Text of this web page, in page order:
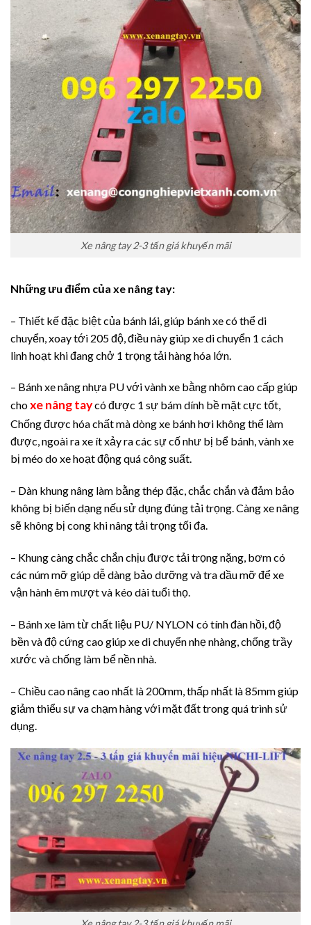
Xe nâng tay 2-3 tấn giá khuyến mãi
Những ưu điểm của xe nâng tay:
– Thiết kế đặc biệt của bánh lái, giúp bánh xe có thể di
chuyển, xoay tới 205 độ, điều này giúp xe di chuyển 1 cách
linh hoạt khi đang chở 1 trọng tải hàng hóa lớn.
– Bánh xe nâng nhựa PU với vành xe bằng nhôm cao cấp giúp
choxe nâng taycó được 1 sự bám dính bề mặt cực tốt,
Chống được hóa chất mà dòng xe bánh hơi không thể làm
được, ngoài ra xe ít xảy ra các sự cố như bị bể bánh, vành xe
bị méo do xe hoạt động quá công suất.
– Dàn khung nâng làm bằng thép đặc, chắc chắn và đảm bảo
không bị biến dạng nếu sử dụng đúng tải trọng. Càng xe nâng
sẽ không bị cong khi nâng tải trọng tối đa.
– Khung càng chắc chắn chịu được tải trọng nặng, bơm có
các núm mỡ giúp dễ dàng bảo dưỡng và tra dầu mỡ để xe
vận hành êm mượt và kéo dài tuổi thọ.
– Bánh xe làm từ chất liệu PU/ NYLON có tính đàn hồi, độ
bền và độ cứng cao giúp xe di chuyển nhẹ nhàng, chống trầy
xước và chống làm bể nền nhà.
– Chiều cao nâng cao nhất là 200mm, thấp nhất là 85mm giúp
giảm thiểu sự va chạm hàng với mặt đất trong quá trình sử
dụng.